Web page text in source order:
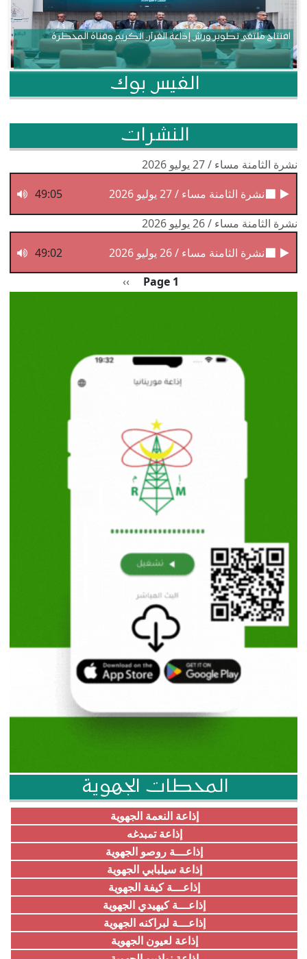
افتتاح ملتقى تطوير ورش إذاعة القرآن الكريم وقناة المحظرة
الفيس بوك
النشرات
نشرة الثامنة مساء / 27 يوليو 2026
نشرة الثامنة مساء / 27 يوليو 2026
49:05
نشرة الثامنة مساء / 26 يوليو 2026
نشرة الثامنة مساء / 26 يوليو 2026
49:02
Page 1 الصفحة التالية
››
المحطات الجهوية
إذاعة النعمة الجهوية
إذاعة تمبدغه
إذاعـــة روصو الجهوية
إذاعة سيلبابي الجهوية
إذاعـــة كيفة الجهوية
إذاعـــة كيهيدي الجهوية
إذاعـــة لبراكنه الجهوية
إذاعة لعيون الجهوية